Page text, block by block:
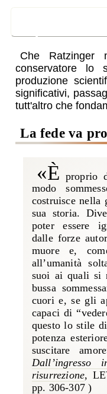
Che Ratzinger
conservatore lo
produzione
significativi,
tutt'altro che
la fede va
«È proprio
modo
costruisce nella
sua storia.
poter essere
dalle forze
muore e,
all’umanità
suoi ai quali si
bussa
cuori e, se gli
capaci di
questo lo stile
potenza
suscitare
Dall’ingresso
risurrezione,
pp. 306-307)